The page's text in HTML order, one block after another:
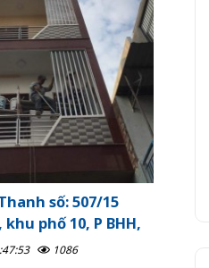
số: 507/15
phố 10, P BHH,
1086